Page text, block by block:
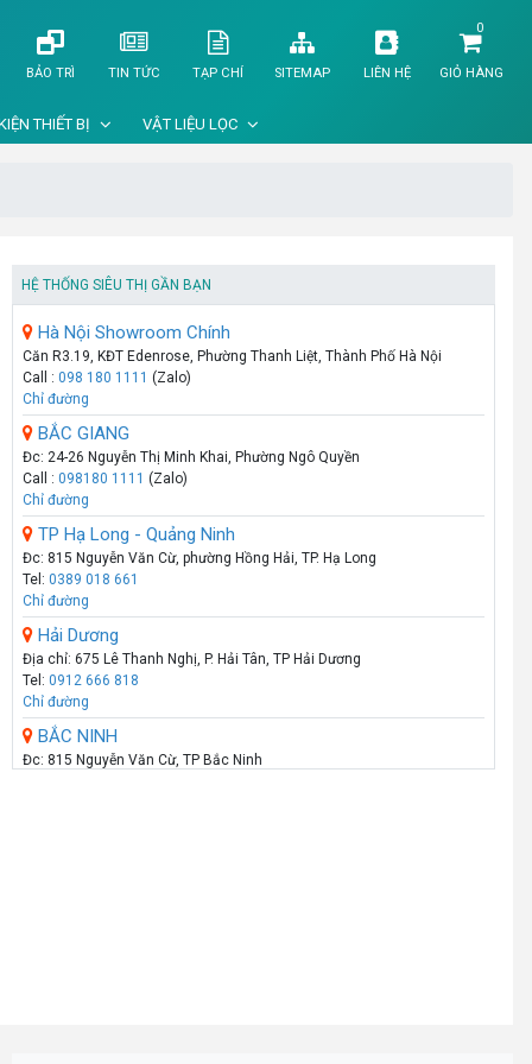
BẢO TRÌ TIN TỨC TẠP CHÍ SITEMAP LIÊN HỆ
0
GIỎ HÀNG
THIẾT BỊ VẬT LIỆU LỌC
HỆ THỐNG SIÊU THỊ GẦN BẠN
Hà Nội Showroom Chính
Căn R3.19, KĐT Edenrose, Phường Thanh Liệt, Thành Phố Hà Nội
Call : 098 180 1111 (Zalo)
Chỉ đường
BẮC GIANG
Đc: 24-26 Nguyễn Thị Minh Khai, Phường Ngô Quyền
Call : 098180 1111 (Zalo)
Chỉ đường
TP Hạ Long - Quảng Ninh
Đc: 815 Nguyễn Văn Cừ, phường Hồng Hải, TP. Hạ Long
Tel: 0389 018 661
Chỉ đường
Hải Dương
Địa chỉ: 675 Lê Thanh Nghị, P. Hải Tân, TP Hải Dương
Tel: 0912 666 818
Chỉ đường
BẮC NINH
Đc: 815 Nguyễn Văn Cừ, TP Bắc Ninh